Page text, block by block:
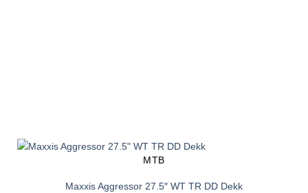
MTB
Maxxis Aggressor 27.5″ WT TR DD Dekk